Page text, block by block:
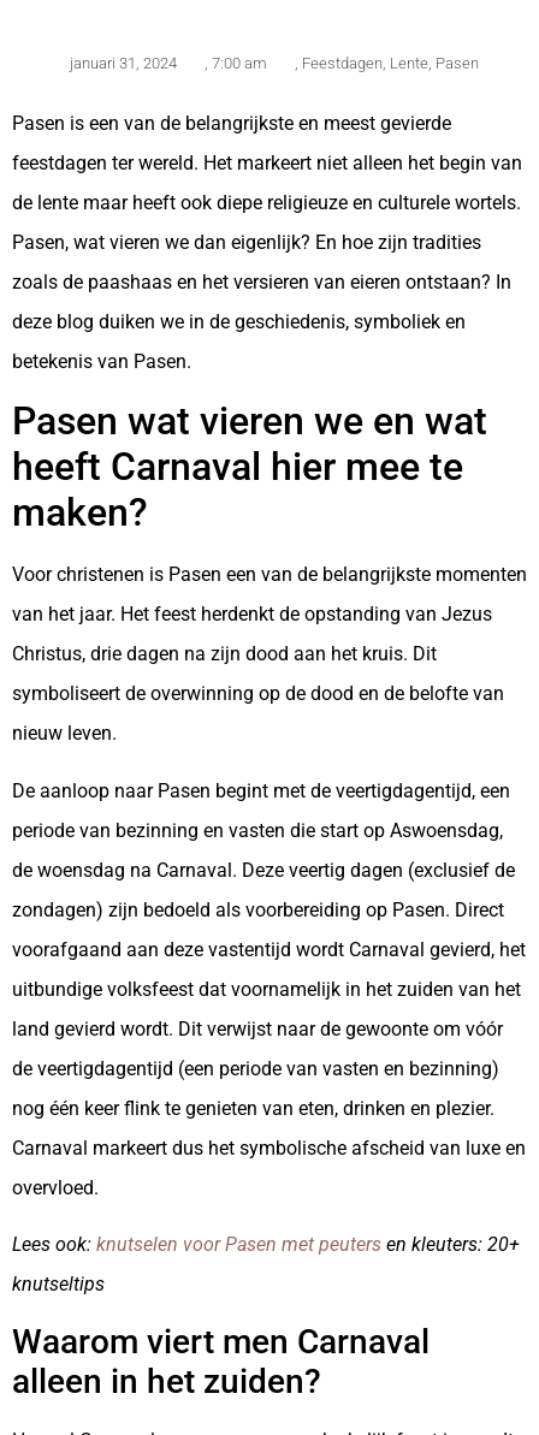
januari 31, 2024 , 7:00 am , Feestdagen, Lente, Pasen
Pasen is een van de belangrijkste en meest gevierde
feestdagen ter wereld. Het markeert niet alleen het begin van
de lente maar heeft ook diepe religieuze en culturele wortels.
Pasen, wat vieren we dan eigenlijk? En hoe zijn tradities
zoals de paashaas en het versieren van eieren ontstaan? In
deze blog duiken we in de geschiedenis, symboliek en
betekenis van Pasen.
Pasen wat vieren we en wat
heeft Carnaval hier mee te
maken?
Voor christenen is Pasen een van de belangrijkste momenten
van het jaar. Het feest herdenkt de opstanding van Jezus
Christus, drie dagen na zijn dood aan het kruis. Dit
symboliseert de overwinning op de dood en de belofte van
nieuw leven.
De aanloop naar Pasen begint met de veertigdagentijd, een
periode van bezinning en vasten die start op Aswoensdag,
de woensdag na Carnaval. Deze veertig dagen (exclusief de
zondagen) zijn bedoeld als voorbereiding op Pasen. Direct
voorafgaand aan deze vastentijd wordt Carnaval gevierd, het
uitbundige volksfeest dat voornamelijk in het zuiden van het
land gevierd wordt. Dit verwijst naar de gewoonte om vóór
de veertigdagentijd (een periode van vasten en bezinning)
nog één keer flink te genieten van eten, drinken en plezier.
Carnaval markeert dus het symbolische afscheid van luxe en
overvloed.
Lees ook: knutselen voor Pasen met peuters en kleuters: 20+
knutseltips
Waarom viert men Carnaval
alleen in het zuiden?